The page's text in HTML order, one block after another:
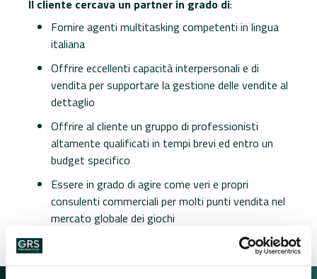
Il cliente cercava un partner in grado di: ​
Fornire agenti multitasking competenti in lingua
italiana
Offrire eccellenti capacità interpersonali e di
vendita per supportare la gestione delle vendite al
dettaglio
Offrire al cliente un gruppo di professionisti
altamente qualificati in tempi brevi ed entro un
budget specifico​
Essere in grado di agire come veri e propri
consulenti commerciali per molti punti vendita nel
mercato globale dei giochi​